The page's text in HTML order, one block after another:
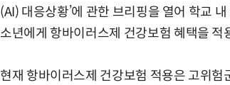
(AI) 대응상황’에 관한 브리핑을 열어 학교
소년에게 항바이러스제 건강보험 혜택을 적
현재 항바이러스제 건강보험 적용은 고위